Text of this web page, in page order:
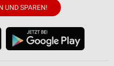
UND SPAREN!